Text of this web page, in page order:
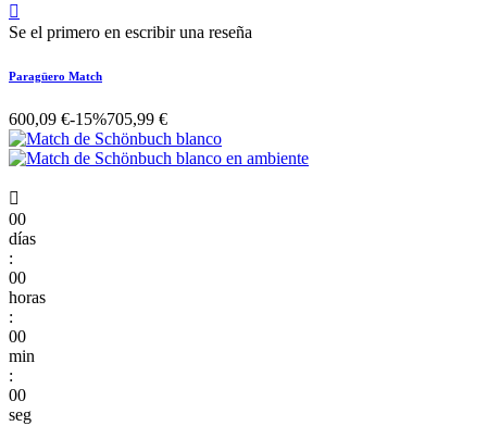

Se el primero en escribir una reseña
Paragüero Match
600,09 €-15%705,99 €

00
días
:
00
horas
:
00
min
:
00
seg